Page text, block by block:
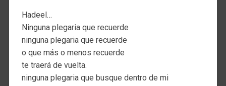
Hadeel…
Ninguna plegaria que recuerde
ninguna plegaria que recuerde
o que más o menos recuerde
te traerá de vuelta.
ninguna plegaria que busque dentro de mi